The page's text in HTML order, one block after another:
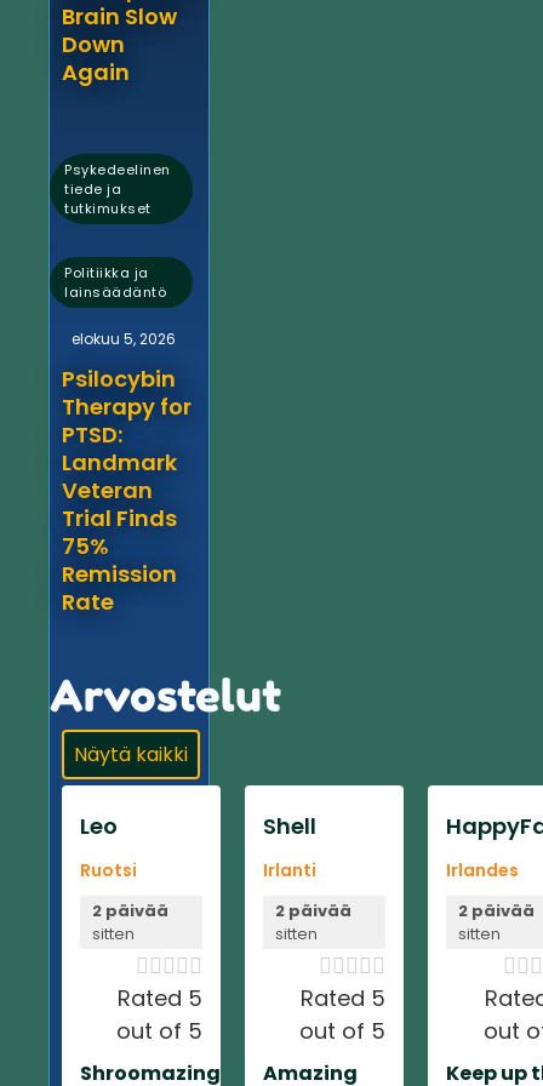
Brain Slow
Down
Again
Psykedeelinen
tiede ja
tutkimukset
,
Politiikka ja
lainsäädäntö
elokuu 5, 2026
Psilocybin
Therapy for
PTSD:
Landmark
Veteran
Trial Finds
75%
Remission
Rate
Arvostelut
Näytä kaikki
Leo
Ruotsi
2 päivää
sitten

Rated 5
out of 5
Shroomazing
Shell
Irlanti
2 päivää
sitten

Rated 5
out of 5
Amazing
Irlandes
2 päivää
sitten

out
Keep up